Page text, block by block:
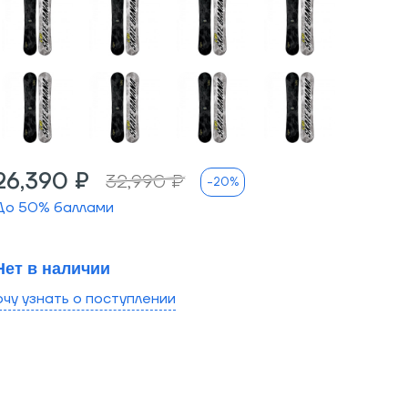
₽ 32,990 ₽ -20%
50% баллами
в наличии
узнать о поступлении